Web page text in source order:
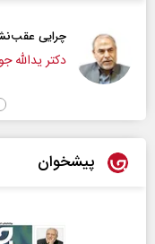
چرایی
دکتر یدالله
پیشخوان